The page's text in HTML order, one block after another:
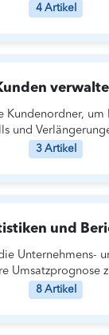
4 Artikel
Kundenordner, um
und
3 Artikel
und
Unternehmens-
Umsatzprognose
8 Artikel